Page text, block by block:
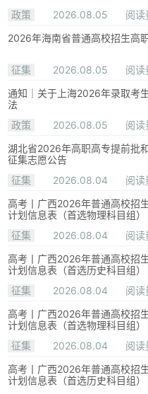
政策 2026.08.05
阅
2026年海南省普通高校招生高
征集 2026.08.05
阅
通知｜关于上海2026年录取考
法
政策
2026.08.05
阅
湖北省2026年高职高专提前批
征集志愿公告
征集
2026.08.04
阅
高考丨广西2026年普通高校招
计划信息表（首选物理科目组）
征集
2026.08.04
阅读
高考丨广西2026年普通高校招
计划信息表（首选历史科目组）
征集
2026.08.04
阅读
高考丨广西2026年普通高校招
计划信息表（首选物理科目组）
征集
2026.08.04
阅读
高考丨广西2026年普通高校招
计划信息表（首选历史科目组）